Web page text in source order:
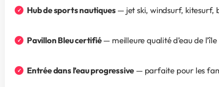
Hub de sports nautiques — jet ski, windsurf, kitesurf,
Pavillon Bleu certifié — meilleure qualité d’eau de l’île
Entrée dans l’eau progressive — parfaite pour les